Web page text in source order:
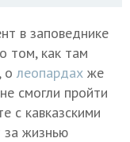
в заповеднике
том, как там
олеопардах же
смогли пройти
с кавказскими
за жизнью